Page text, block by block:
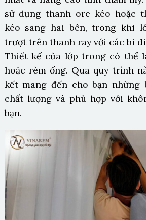
sử dụng thanh ore kéo hoặc
kéo sang hai bên, trong khi
trượt trên thanh ray với các bi
Thiết kế của lớp trong có thể
hoặc rèm ống. Qua quy trình
kết mang đến cho bạn những
chất lượng và phù hợp với
bạn.